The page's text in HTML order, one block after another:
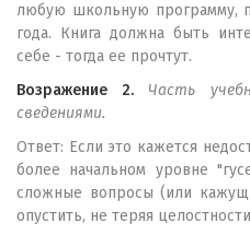
любую школьную программу,
года. Книга должна быть
себе - тогда ее прочтут.
Возражение 2. Часть
сведениями.
Ответ: Если это кажется
более начальном уровне
сложные вопросы (или
опустить, не теряя